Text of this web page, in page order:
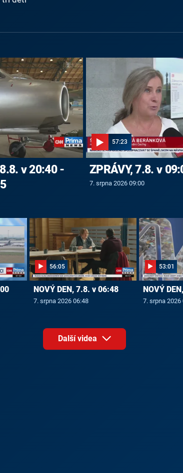
v 20:40 -
57:23
ZPRÁVY, 7.8. v
7. srpna 2026 09:00
56:05
NOVÝ DEN, 7.8. v 06:48
7. srpna 2026 06:48
53:01
NOVÝ
7. srpna 2026
Další videa